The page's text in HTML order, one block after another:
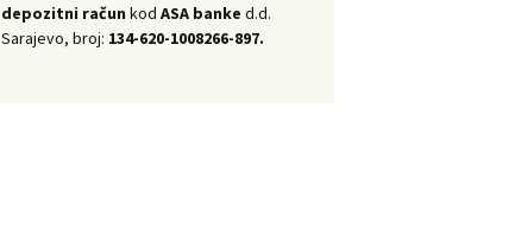
depozitni račun kod ASA banke d.d.
Sarajevo, broj: 134-620-1008266-897.